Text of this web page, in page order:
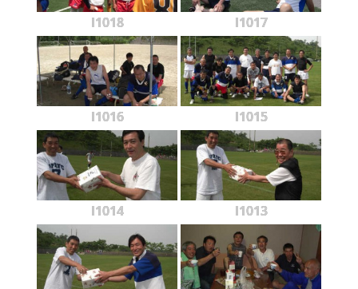
l1018 l1017
l1016 l1015
l1014 l1013